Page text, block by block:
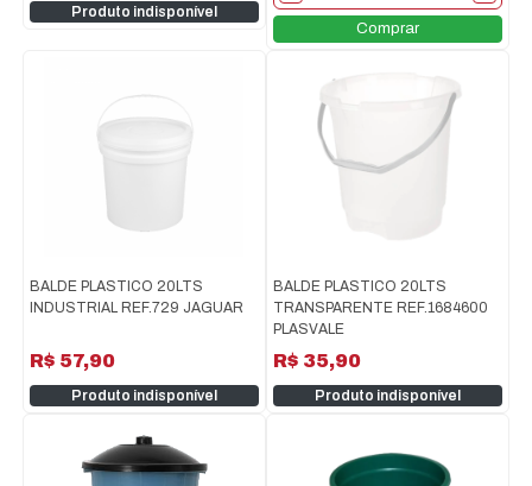
Produto indisponível
Comprar
BALDE PLASTICO 20LTS
INDUSTRIAL REF.729 JAGUAR
R$ 57,90
Produto indisponível
BALDE PLASTICO 20LTS
TRANSPARENTE REF.1684600
PLASVALE
R$ 35,90
Produto indisponível